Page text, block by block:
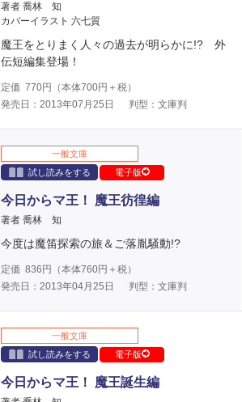
著者 喬林 知
カバーイラスト 六七質
魔王をとりまく人々の過去が明らかに!? 外
伝短編集登場！
定価 770円（本体700円＋税）
発売日：2013年07月25日
判型：文庫判
一般文庫
試し読みをする
電子版
今日からマ王！ 魔王彷徨編
著者 喬林 知
今度は魔笛探索の旅＆ご落胤騒動!?
定価 836 円（本体760円＋税）
発売日：2013年04月25日
判型：文庫判
一般文庫
試し読みをする
電子版
今日からマ王！ 魔王誕生編